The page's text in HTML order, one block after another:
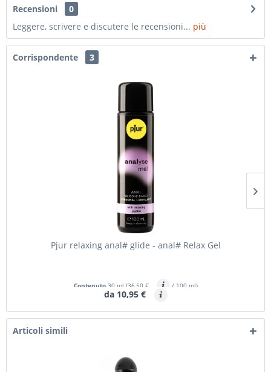
Recensioni
0
Leggere, scrivere e discutere le recensioni... più
Corrispondente 3
Pjur relaxing anal# glide - anal# Relax Gel
Contenuto 30 ml (36,50 € / 100 ml)
da 10,95 €
Articoli simili